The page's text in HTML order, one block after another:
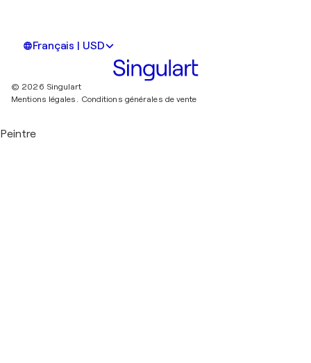
Français | USD
© 2026 Singulart
Mentions légales.
Conditions générales de vente
Peintre